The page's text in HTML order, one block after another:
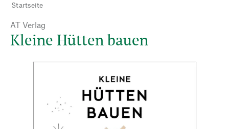
Startseite
AT Verlag
Kleine Hütten bauen